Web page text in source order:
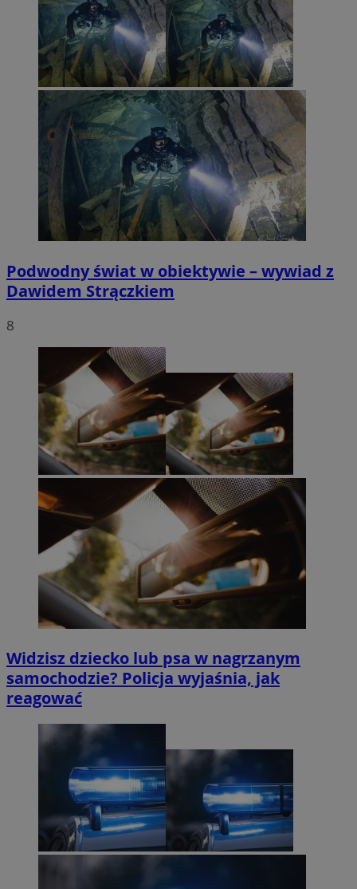
Podwodny świat w obiektywie – wywiad z
Dawidem Strączkiem
8
Widzisz dziecko lub psa w nagrzanym
samochodzie? Policja wyjaśnia, jak
reagować